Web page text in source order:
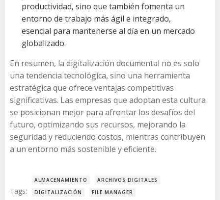
productividad, sino que también fomenta un
entorno de trabajo más ágil e integrado,
esencial para mantenerse al día en un mercado
globalizado.
En resumen, la digitalización documental no es solo
una tendencia tecnológica, sino una herramienta
estratégica que ofrece ventajas competitivas
significativas. Las empresas que adoptan esta cultura
se posicionan mejor para afrontar los desafíos del
futuro, optimizando sus recursos, mejorando la
seguridad y reduciendo costos, mientras contribuyen
a un entorno más sostenible y eficiente.
Tags:
ALMACENAMIENTO
ARCHIVOS DIGITALES
DIGITALIZACIÓN
FILE MANAGER